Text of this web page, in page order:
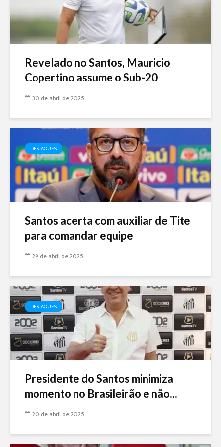
Revelado no Santos, Mauricio
Copertino assume o Sub-20
30 de abril de 2025
DESTAQUES
Santos acerta com auxiliar de Tite
para comandar equipe
29 de abril de 2025
DESTAQUES
Presidente do Santos minimiza
momento no Brasileirão e não...
20 de abril de 2025